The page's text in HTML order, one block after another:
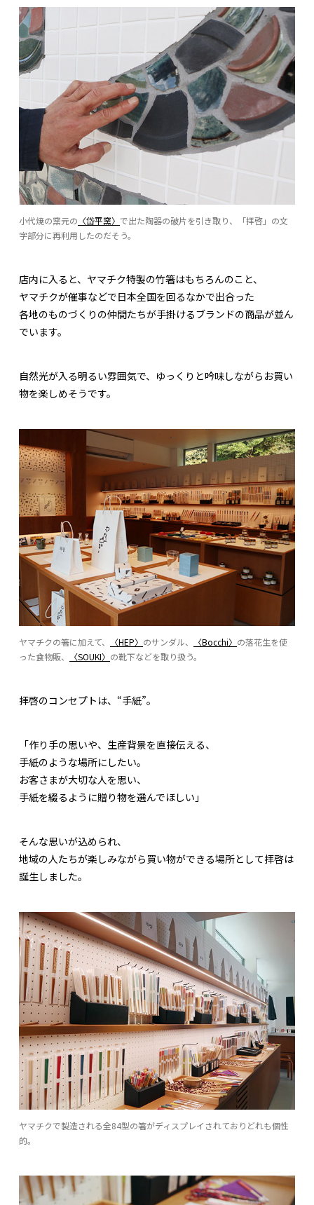
小代焼の窯元の 〈岱平窯〉 で出た陶器の破片を引き取り、「拝啓」の文
字部分に再利用したのだそう。
店内に入ると、ヤマチク特製の竹箸はもちろんのこと、
ヤマチクが催事などで日本全国を回るなかで出合った
各地のものづくりの仲間たちが手掛けるブランドの商品が並ん
でいます。
自然光が入る明るい雰囲気で、ゆっくりと吟味しながらお買い
物を楽しめそうです。
ヤマチクの箸に加えて、 〈HEP〉 のサンダル、 〈Bocchi〉 の落花生を使
った食物販、
〈SOUKI〉 の靴下などを取り扱う。
拝啓のコンセプトは、“手紙”。
「作り手の思いや、生産背景を直接伝える、
手紙のような場所にしたい。
お客さまが大切な人を思い、
手紙を綴るように贈り物を選んでほしい」
そんな思いが込められ、
地域の人たちが楽しみながら買い物ができる場所として拝啓は
誕生しました。
ヤマチクで製造される全84型の箸がディスプレイされておりどれも個性
的。